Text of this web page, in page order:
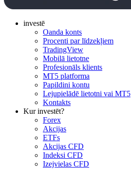
investē
Oanda konts
Procenti par līdzekļiem
TradingView
Mobilā lietotne
Profesionāls klients
MT5 platforma
Papildini kontu
Lejupielādē lietotni vai MT5
Kontakts
Kur investēt?
Forex
Akcijas
ETFs
Akcijas CFD
Indeksi CFD
Izejvielas CFD